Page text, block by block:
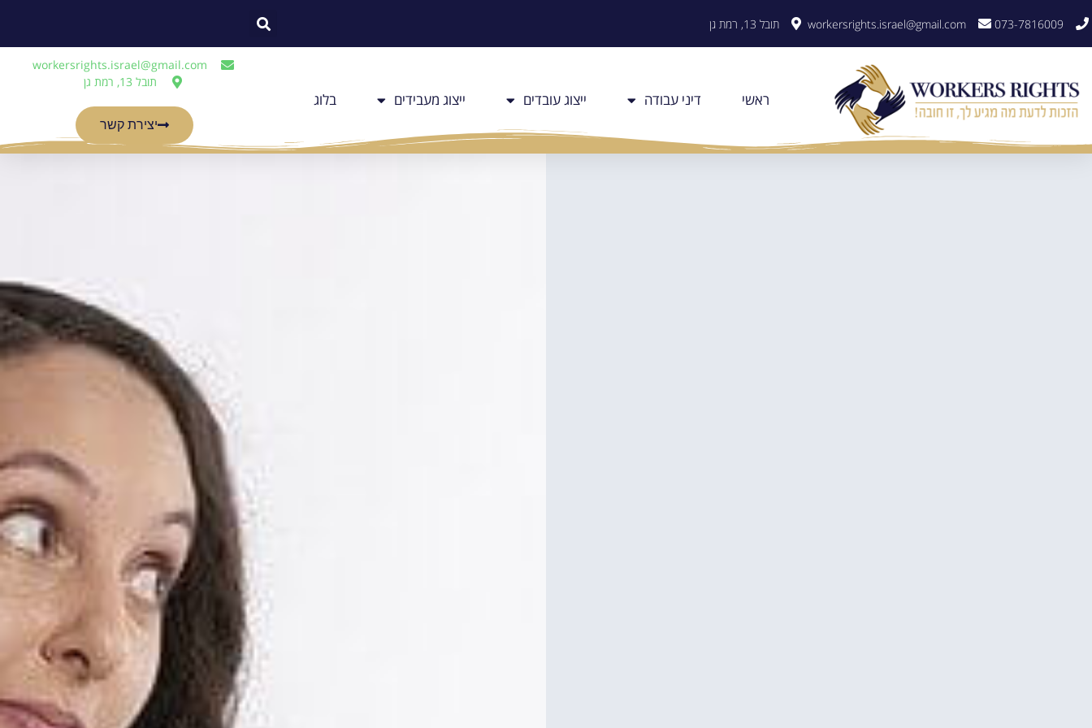
073-7816009
workersrights.israel@gmail.com תובל 13, רמת גן
ראשי דיני עבודה ייצוג עובדים ייצוג מעבידים בלוג
workersrights.israel@gmail.com
תובל 13, רמת גן
יצירת קשר